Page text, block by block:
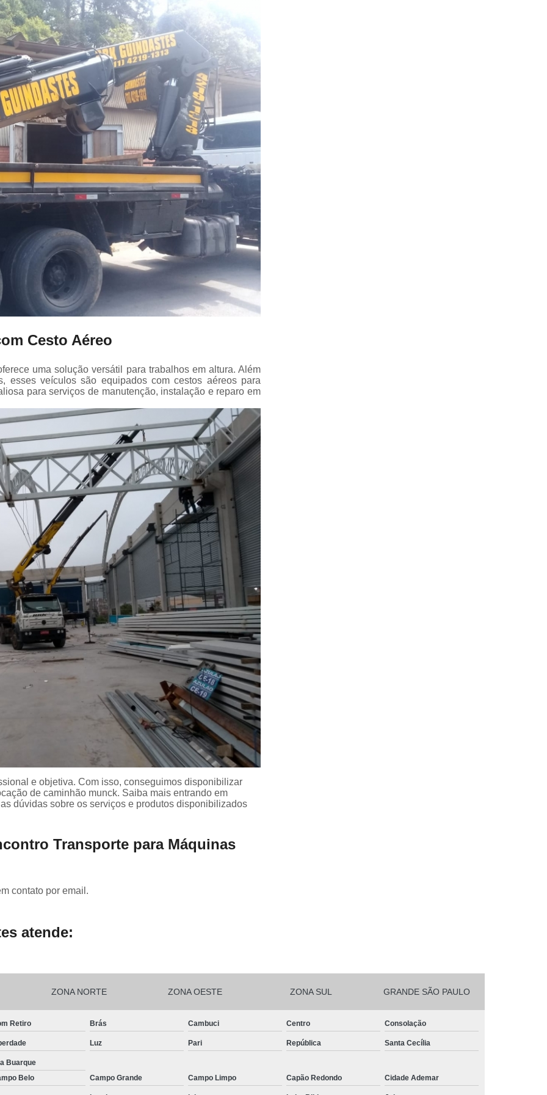
Cesto Aéreo
uma solução versátil para trabalhos em altura. Além
esses veículos são equipados com cestos aéreos para
para serviços de manutenção, instalação e reparo em
e objetiva. Com isso, conseguimos disponibilizar
de caminhão munck. Saiba mais entrando em
dúvidas sobre os serviços e produtos disponibilizados
Transporte para Máquinas
contato por email.
atende:
ZONA NORTE ZONA OESTE ZONA SUL GRANDE SÃO PAULO
Retiro Brás Cambuci Centro Consolação
Luz Pari República Santa Cecília
Buarque
Belo
Campo Grande Campo Limpo Capão Redondo Cidade Ademar